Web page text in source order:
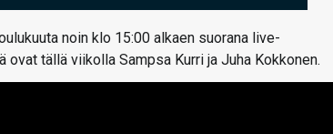
noin klo 15:00 alkaen suorana live-
ovat tällä viikolla Sampsa Kurri ja Juha Kokkonen.